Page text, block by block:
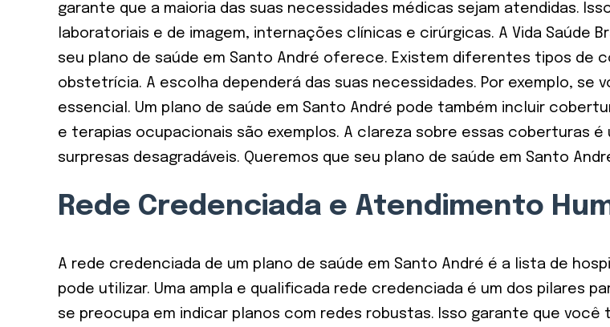
garante que a maioria das suas necessidades médicas sejam atendidas.
laboratoriais e de imagem, internações clínicas e cirúrgicas. A Vida Saúde
seu plano de saúde em Santo André oferece. Existem diferentes tipos de
obstetrícia. A escolha dependerá das suas necessidades. Por exemplo,
essencial. Um plano de saúde em Santo André pode também incluir
e terapias ocupacionais são exemplos. A clareza sobre essas coberturas é
surpresas desagradáveis. Queremos que seu plano de saúde em Santo
Rede Credenciada e Atendimento
A rede credenciada de um plano de saúde em Santo André é a lista de
pode utilizar. Uma ampla e qualificada rede credenciada é um dos pilares
se preocupa em indicar planos com redes robustas. Isso garante que